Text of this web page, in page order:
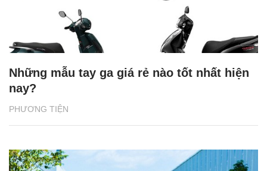
PHƯƠNG TIỆN
Những mẫu tay ga giá rẻ nào tốt nhất hiện
nay?